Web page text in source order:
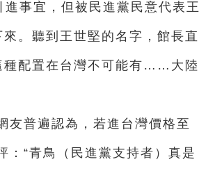
事宜，但被民進黨民意代表王
來。聽到王世堅的名字，館長直
種配置在台灣不可能有……大陸
友普遍認為，若進台灣價格至
：“青鳥（民進黨支持者）真是